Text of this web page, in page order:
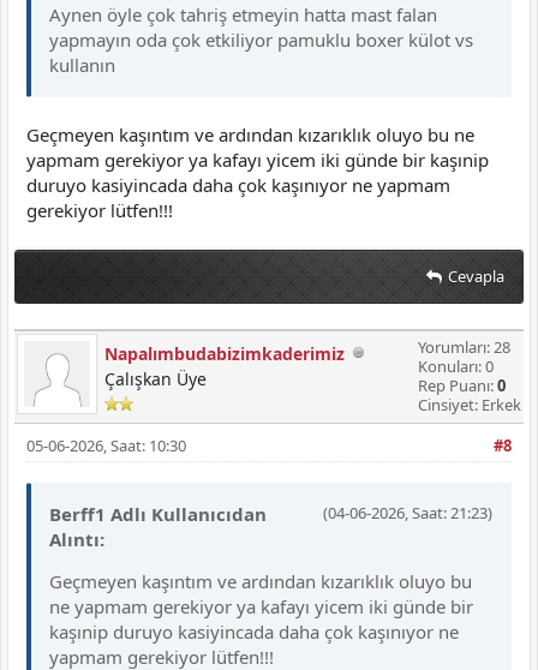
Aynen öyle çok tahriş etmeyin hatta mast falan
yapmayın oda çok etkiliyor pamuklu boxer külot vs
kullanın
Geçmeyen kaşıntım ve ardından kızarıklık oluyo bu ne
yapmam gerekiyor ya kafayı yicem iki günde bir kaşınip
duruyo kasiyincada daha çok kaşınıyor ne yapmam
gerekiyor lütfen!!!
Cevapla
Napalımbudabizimkaderimiz
Çalışkan Üye
Yorumları: 28
Konuları: 0
Rep Puanı:0
Cinsiyet: Erkek
#8
05-06-2026, Saat: 10:30
(04-06-2026, Saat: 21:23)
Berff1 Adlı Kullanıcıdan
Alıntı:
Geçmeyen kaşıntım ve ardından kızarıklık oluyo bu
ne yapmam gerekiyor ya kafayı yicem iki günde bir
kaşınip duruyo kasiyincada daha çok kaşınıyor ne
yapmam gerekiyor lütfen!!!